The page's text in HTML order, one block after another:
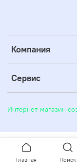
Компания
Сервис
Интернет-магазин
Главная Поиск